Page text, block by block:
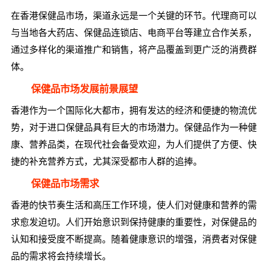
在香港保健品市场，渠道永远是一个关键的环节。代理商可以
与当地各大药店、保健品连锁店、电商平台等建立合作关系，
通过多样化的渠道推广和销售，将产品覆盖到更广泛的消费群
体。
保健品市场发展前景展望
香港作为一个国际化大都市，拥有发达的经济和便捷的物流优
势，对于进口保健品具有巨大的市场潜力。保健品作为一种健
康、营养品类，在现代社会备受欢迎，为人们提供了方便、快
捷的补充营养方式，尤其深受都市人群的追捧。
保健品市场需求
香港的快节奏生活和高压工作环境，使人们对健康和营养的需
求愈发迫切。人们开始意识到保持健康的重要性，对保健品的
认知和接受度不断提高。随着健康意识的增强，消费者对保健
品的需求将会持续增长。